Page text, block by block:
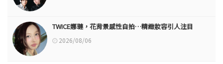
TWICE娜璉，花背景感性自拍…精緻妝容引人注目
2026/08/06